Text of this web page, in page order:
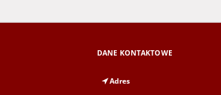
DANE KONTAKTOWE
Adres